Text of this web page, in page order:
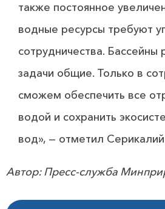
также постоянное
водные ресурсы требуют
сотрудничества. Бассейны
задачи общие. Только в
сможем обеспечить все
водой и сохранить
вод», — отметил
Автор: Пресс-служба